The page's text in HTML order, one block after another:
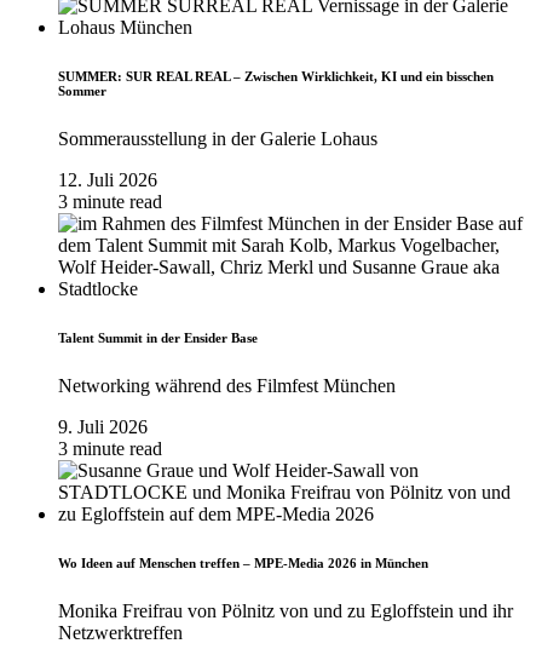
SUMMER: SUR REAL REAL – Zwischen Wirklichkeit, KI und ein bisschen
Sommer
Sommerausstellung in der Galerie Lohaus
12. Juli 2026
3 minute read
Talent Summit in der Ensider Base
Networking während des Filmfest München
9. Juli 2026
3 minute read
Wo Ideen auf Menschen treffen – MPE-Media 2026 in München
Monika Freifrau von Pölnitz von und zu Egloffstein und ihr
Netzwerktreffen